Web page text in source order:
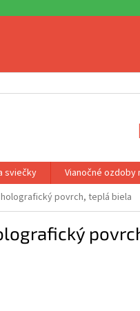
sviečky Vianočné ozdoby
povrch, teplá biela